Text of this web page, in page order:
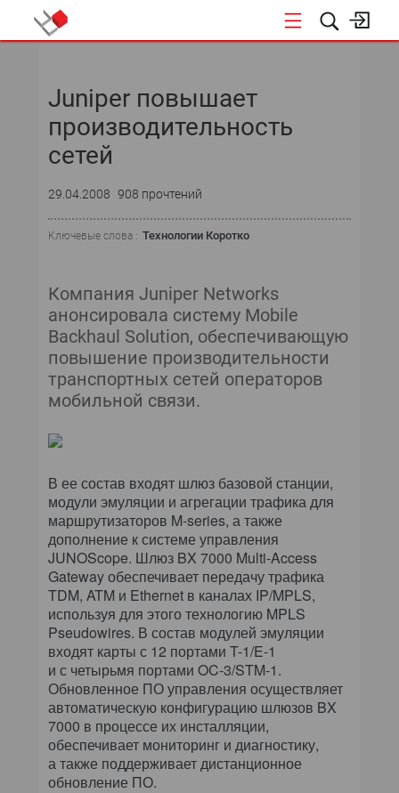
Juniper повышает
производительность
сетей
29.04.2008 908 прочтений
Ключевые слова : Технологии Коротко
Компания Juniper Networks
анонсировала систему Mobile
Backhaul Solution, обеспечивающую
повышение производительности
транспортных сетей операторов
мобильной связи.
В ее состав входят шлюз базовой станции,
модули эмуляции и агрегации трафика для
маршрутизаторов M-series, а также
дополнение к системе управления
JUNOScope. Шлюз BX 7000 Multi-Access
Gateway обеспечивает передачу трафика
TDM, ATM и Ethernet в каналах IP/MPLS,
используя для этого технологию MPLS
Pseudowires. В состав модулей эмуляции
входят карты с 12 портами T-1/E-1
и с четырьмя портами OC-3/STM-1.
Обновленное ПО управления осуществляет
автоматическую конфигурацию шлюзов BX
7000 в процессе их инсталляции,
обеспечивает мониторинг и диагностику,
а также поддерживает дистанционное
обновление ПО.